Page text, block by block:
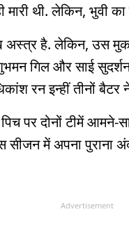
गुड लेंथ
थी. लेकिन, भुवी
है. लेकिन, उस
गिल और साई
रन इन्हीं तीनों बैटर
पर दोनों टीमें आमने-
सीजन में अपना
Advertisement